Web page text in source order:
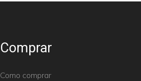
Comprar
Como comprar